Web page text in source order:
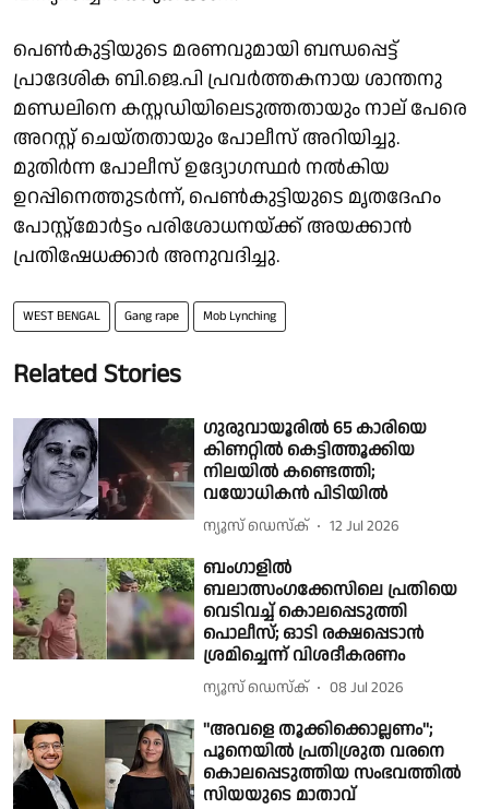
പെണ്‍കുട്ടിയുടെ മരണവുമായി ബന്ധപ്പെട്ട്
പ്രാദേശിക ബി.ജെ.പി പ്രവര്‍ത്തകനായ ശാന്തനു
മണ്ഡലിനെ കസ്റ്റഡിയിലെടുത്തതായും നാല് പേരെ
അറസ്റ്റ് ചെയ്തതായും പോലീസ് അറിയിച്ചു.
മുതിര്‍ന്ന പോലീസ് ഉദ്യോഗസ്ഥര്‍ നല്‍കിയ
ഉറപ്പിനെത്തുടര്‍ന്ന്, പെണ്‍കുട്ടിയുടെ മൃതദേഹം
പോസ്റ്റ്മോര്‍ട്ടം പരിശോധനയ്ക്ക് അയക്കാന്‍
പ്രതിഷേധക്കാര്‍ അനുവദിച്ചു.
WEST BENGAL Gang rape Mob Lynching
Related Stories
ഗുരുവായൂരിൽ 65 കാരിയെ
കിണറ്റിൽ കെട്ടിത്തൂക്കിയ
നിലയിൽ കണ്ടെത്തി;
വയോധികൻ പിടിയിൽ
ന്യൂസ് ഡെസ്ക് 12 Jul 2026
ബംഗാളിൽ
ബലാത്സംഗക്കേസിലെ പ്രതിയെ
വെടിവച്ച് കൊലപ്പെടുത്തി
പൊലീസ്; ഓടി രക്ഷപ്പെടാൻ
ശ്രമിച്ചെന്ന് വിശദീകരണം
ന്യൂസ് ഡെസ്ക് 08 Jul 2026
''അവളെ തൂക്കിക്കൊല്ലണം'';
പൂനെയില്‍ പ്രതിശ്രുത വരനെ
കൊലപ്പെടുത്തിയ സംഭവത്തില്‍
സിയയുടെ മാതാവ്